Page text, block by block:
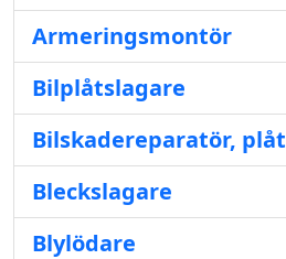
Armeringsmontör
Bilplåtslagare
Bilskadereparatör, plåt
Bleckslagare
Blylödare